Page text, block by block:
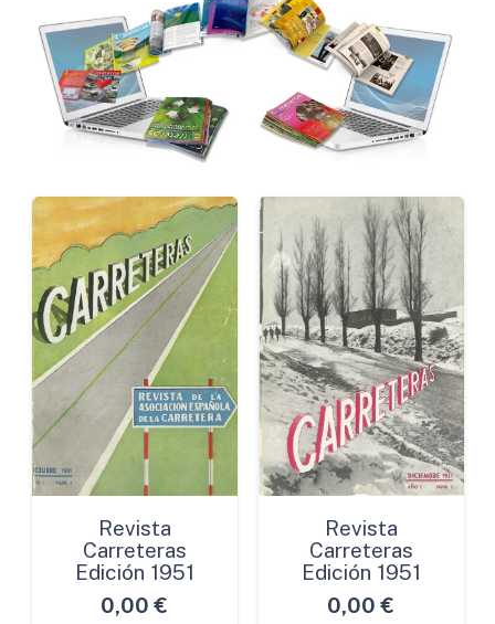
Revista
Carreteras
Edición 1951
0,00 €
Revista
Carreteras
Edición 1951
0,00 €